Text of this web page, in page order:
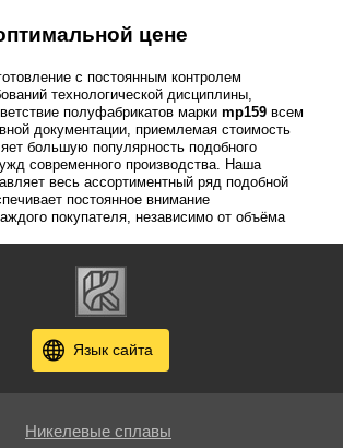
цене
с постоянным контролем
технологической дисциплины,
полуфабрикатов марки mp159всем
документации, приемлемая стоимость
большую популярность подобного
современного производства. Наша
весь ассортиментный ряд подобной
постоянное внимание
покупателя, независимо от объёма
Язык сайта
Никелевые сплавы